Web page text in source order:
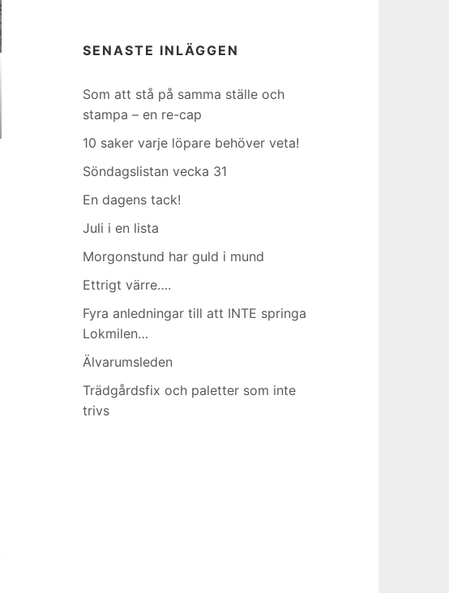
SENASTE INLÄGGEN
Som att stå på samma ställe och
stampa – en re-cap
10 saker varje löpare behöver veta!
Söndagslistan vecka 31
En dagens tack!
Juli i en lista
Morgonstund har guld i mund
Ettrigt värre….
Fyra anledningar till att INTE springa
Lokmilen…
Älvarumsleden
Trädgårdsfix och paletter som inte
trivs